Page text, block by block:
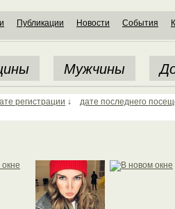
Публикации Новости События
Мужчины
регистрации ↓ дате последнего